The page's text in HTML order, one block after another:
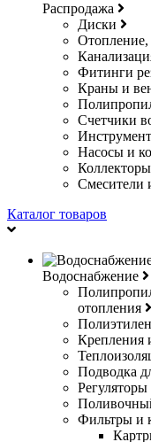
Распродажа
Диски
Фитинги
Краны и
Счетчики
Насосы и
Смесители
Каталог товаров
Водоснабжение
отопления
Крепления
Подводка
Фильтры и